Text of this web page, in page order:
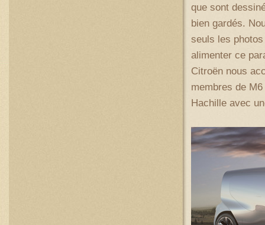
que sont
bien gardés.
seuls les
alimenter ce
Citroën nous
membres de
Hachille avec